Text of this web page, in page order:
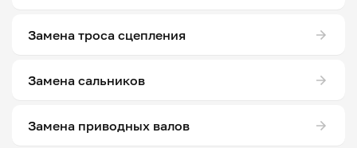
Замена троса сцепления
Замена сальников
Замена приводных валов